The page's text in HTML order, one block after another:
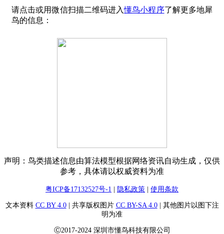
请点击或用微信扫描二维码进入懂鸟小程序了解更多地犀
鸟的信息：
声明：鸟类描述信息由算法模型根据网络资讯自动生成，仅供
参考，具体请以权威资料为准
粤ICP备17132527号-1 隐私政策 使用条款
文本资料 CC BY 4.0| 共享版权图片 CC BY-SA 4.0| 其他图片以图下注
明为准
Ⓒ2017-2024 深圳市懂鸟科技有限公司